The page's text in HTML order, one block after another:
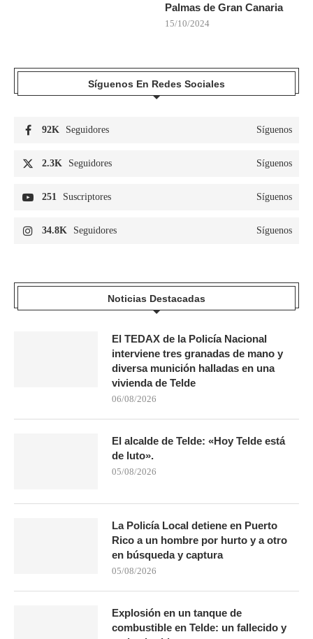
Palmas de Gran Canaria
15/10/2024
Síguenos En Redes Sociales
92K Seguidores Síguenos
2.3K Seguidores Síguenos
251 Suscriptores Síguenos
34.8K Seguidores Síguenos
Noticias Destacadas
El TEDAX de la Policía Nacional
interviene tres granadas de mano y
diversa munición halladas en una
vivienda de Telde
06/08/2026
El alcalde de Telde: «Hoy Telde está
de luto».
05/08/2026
La Policía Local detiene en Puerto
Rico a un hombre por hurto y a otro
en búsqueda y captura
05/08/2026
Explosión en un tanque de
combustible en Telde: un fallecido y